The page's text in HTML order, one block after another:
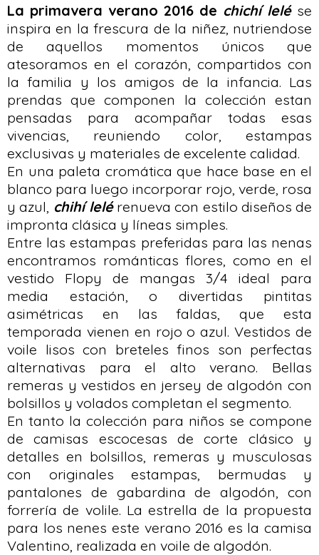
La primavera verano 2016 de chichí lelé se
inspira en la frescura de la niñez, nutriendose
de aquellos momentos únicos que
atesoramos en el corazón, compartidos con
la familia y los amigos de la infancia. Las
prendas que componen la colección estan
pensadas para acompañar todas esas
vivencias, reuniendo color, estampas
exclusivas y materiales de excelente calidad.
En una paleta cromática que hace base en el
blanco para luego incorporar rojo, verde, rosa
y azul, chihí lelérenueva con estilo diseños de
impronta clásica y líneas simples.
Entre las estampas preferidas para las nenas
encontramos románticas flores, como en el
vestido Flopy de mangas 3/4 ideal para
media estación, o divertidas pintitas
asimétricas en las faldas, que esta
temporada vienen en rojo o azul. Vestidos de
voile lisos con breteles finos son perfectas
alternativas para el alto verano. Bellas
remeras y vestidos en jersey de algodón con
bolsillos y volados completan el segmento.
En tanto la colección para niños se compone
de camisas escocesas de corte clásico y
detalles en bolsillos, remeras y musculosas
con originales estampas, bermudas y
pantalones de gabardina de algodón, con
forrería de volile. La estrella de la propuesta
para los nenes este verano 2016 es la camisa
Valentino, realizada en voile de algodón.